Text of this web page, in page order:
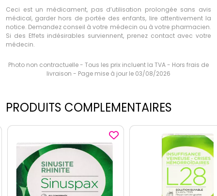
Ceci est un médicament, pas d’utilisation prolongée sans avis
médical, garder hors de portée des enfants, lire attentivement la
notice. Demandez conseil à votre médecin ou à votre pharmacien.
Si des Effets indésirables surviennent, prenez contact avec votre
médecin.
Photo non contractuelle - Tous les prix incluent la TVA - Hors frais de
livraison - Page mise à jour le 03/08/2026
PRODUITS COMPLEMENTAIRES